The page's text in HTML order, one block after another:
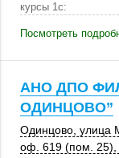
курсы 1с:
Посмотреть
АНО ДПО
ОДИНЦОВО”
Одинцово ,
оф. 619 (пом. 25)